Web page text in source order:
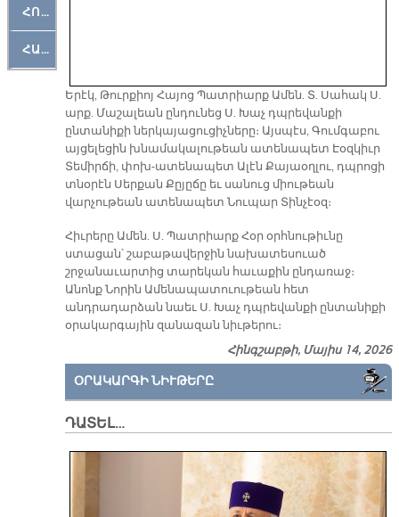
ՀՈԳԵՄՏԱՒՈՐ
ՀԱՐԹԱԿ
Երէկ, Թուրքիոյ Հայոց Պատրիարք Ամեն. Տ. Սահակ Ս.
արք. Մաշալեան ընդունեց Ս. Խաչ դպրեվանքի
ընտանիքի ներկայացուցիչները։ Այսպէս, Գումգաբու
այցելեցին խնամակալութեան ատենապետ Էօզկիւր
Տեմիրճի, փոխ-ատենապետ Ալէն Քայաօղլու, դպրոցի
տնօրէն Սերքան Քըյըճը եւ սանուց միութեան
վարչութեան ատենապետ Նուպար Տինչէօզ։
Հիւրերը Ամեն. Ս. Պատրիարք Հօր օրհնութիւնը
ստացան՝ շաբաթավերջին նախատեսուած
շրջանաւարտից տարեկան հաւաքին ընդառաջ։
Անոնք Նորին Ամենապատուութեան հետ
անդրադարձան նաեւ Ս. Խաչ դպրեվանքի ընտանիքի
օրակարգային զանազան նիւթերու։
Հինգշաբթի, Մայիս 14, 2026
ՕՐԱԿԱՐԳԻ ՆԻՒԹԵՐԸ
ԴԱՏԵԼ…